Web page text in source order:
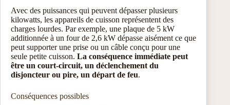
Avec des puissances qui peuvent dépasser plusieurs
kilowatts, les appareils de cuisson représentent des
charges lourdes. Par exemple, une plaque de 5 kW
additionnée à un four de 2,6 kW dépasse aisément ce que
peut supporter une prise ou un câble conçu pour une
seule petite cuisson. La conséquence immédiate peut
être un court-circuit, un déclenchement du
disjoncteur ou pire, un départ de feu.
Conséquences possibles